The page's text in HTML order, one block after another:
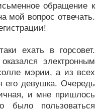
обращение к
мой вопрос отвечать.
ехать в горсовет.
электронным
мэрии, а из всех
его девушка. Очередь
и мне пришлось
было пользоваться